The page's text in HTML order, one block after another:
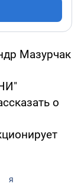
Мазурчак
о